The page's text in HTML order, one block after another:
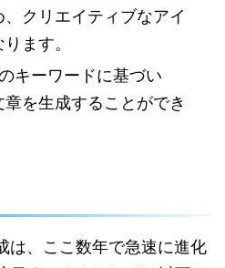
クリエイティブなアイ
ます。
キーワードに基づい
を生成することができ
は、ここ数年で急速に進化